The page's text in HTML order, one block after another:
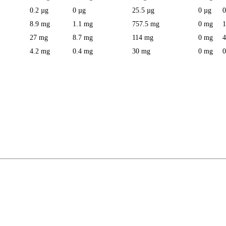
0.2 µg
8.9 mg
27 mg
4.2 mg
0 µg
1.1 mg
8.7 mg
0.4 mg
25.5 µg
757.5 mg
114 mg
30 mg
0 µg
0 mg
0 mg
0 mg